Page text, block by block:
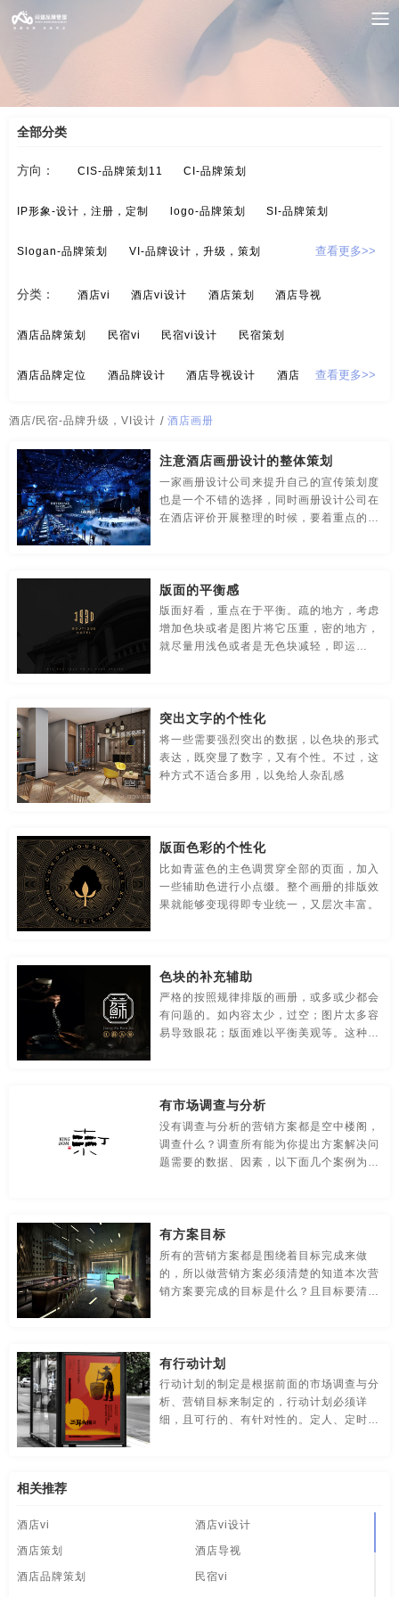
案例索引 /
全部分类
方向： CIS-品牌策划11 CI-品牌策划
IP形象-设计，注册，定制 logo-品牌策划 SI-品牌策划
Slogan-品牌策划 VI-品牌设计，升级，策划
酒/白酒/红酒-品牌策划 保健品-品牌策划
标示设计-酒店标示，商业标示，房地产标示 餐饮-品牌策划
茶-品牌定位，品牌升级，包装设计 超市-品牌策划
房地产-品牌设计 地铁-品牌策划
店铺-LOGO设计，品牌定位 定位-品牌策划 动漫-品牌策划
儿童-品牌策划 服装-品牌策划
农产品-品牌策划 汽车-品牌策划 网站-品牌策划
文化-品牌策划 药品-品牌策划
极简logo-品牌策划 建筑-品牌策划
金融-品牌策划 科技公司-品牌策划 礼品包装设计
农业-品牌策划 文化公司-品牌策划 物流-品牌策划
游戏-品牌策划 咨询公司-品牌策划 公益-品牌策划
公园-品牌策划 行销-品牌策划
环保-品牌策划 活动-品牌策划 吉祥物-品牌策划
家具-品牌策划 建筑-品牌策划 金融-品牌策划
经典-品牌策划 景区-品牌策划
农业/农产品-品牌策划 平面-品牌策划 汽车-品牌策划
商场-品牌策划 商业-品牌策划
视频-品牌策划 体育-品牌策划
文字-品牌策划 物流-品牌策划 物业-品牌策划
纸盒-品牌策划 主题-品牌策划 专卖店-品牌策划
专题-品牌策划 字体-品牌策划 集团-品牌策划
商标-品牌策划 招商-品牌策划
白酒/红酒/啤酒/水-包装设计
包装网站-包装设计 保健品-包装设计 餐饮-包装设计
查看更多>>
分类： 酒店vi 酒店vi设计 酒店策划 酒店导视
酒店品牌策划 民宿vi 民宿vi设计 民宿策划
酒店品牌定位 酒品牌设计 酒店导视设计 酒店广告设计
酒店画册 酒店经营策划 酒店推广方案
酒店宣传片拍摄 酒店宣传片拍摄方案 酒店宣传推广方案
酒店营销策划 酒店营销方案 酒店营销计划 安徽酒店vi设计
杭州酒店vi设计 宁波酒店vi设计
合肥酒店vi设计 上海酒店vi设计 武汉酒店vi设计
厦门酒店vi设计 广州酒店vi设计
贵州酒店vi设计 温州酒店vi设计 大连酒店vi设计
南京酒店vi设计 苏州酒店vi设计 郑州酒店vi设计
杭州酒店vi设计公司 宁波酒店vi设计公司 无锡酒店vi设计公司
北京酒店vi设计公司 南昌酒店vi设计公司 成都酒店vi设计公司
合肥酒店vi设计公司 上海酒店vi设计公司
厦门酒店vi设计公司
河南酒店vi设计公司 深圳酒店vi设计公司 长沙酒店vi设计公司
贵州酒店vi设计公司 温州酒店vi设计公司
哈尔滨酒店vi设计公司 长春酒店vi设计公司 安徽酒店品牌设计
宁波酒店品牌设计 无锡酒店品牌设计
合肥酒店品牌设计 上海酒店品牌设计 武汉酒店品牌设计
东莞酒店品牌设计 厦门酒店品牌设计 广州酒店品牌设计
贵州酒店品牌设计 温州酒店品牌设计
南京酒店品牌设计 苏州酒店品牌设计 郑州酒店品牌设计
哈尔滨酒店品牌设计
杭州酒店设计公司
北京酒店设计公司 南昌酒店设计公司 成都酒店设计公司
合肥酒店设计公司 上海酒店设计公司
查看更多>>
酒店/民宿-品牌升级，VI设计 / 酒店画册
注意酒店画册设计的整体策划
一家画册设计公司来提升自己的宣传策划度
也是一个不错的选择，同时画册设计公司在
在酒店评价开展整理的时候，要着重点的去
版面的平衡感
版面好看，重点在于平衡。疏的地方，考虑
增加色块或者是图片将它压重，密的地方，
就尽量用浅色或者是无色块减轻，即运
突出文字的个性化
将一些需要强烈突出的数据，以色块的形式
表达，既突显了数字，又有个性。不过，这
种方式不适合多用，以免给人杂乱感
版面色彩的个性化
比如青蓝色的主色调贯穿全部的页面，加入
一些辅助色进行小点缀。整个画册的排版效
果就能够变现得即专业统一，又层次丰富。
色块的补充辅助
严格的按照规律排版的画册，或多或少都会
有问题的。如内容太少，过空；图片太多容
易导致眼花；版面难以平衡美观等。这种情
有市场调查与分析
没有调查与分析的营销方案都是空中楼阁，
调查什么？调查所有能为你提出方案解决问
题需要的数据、因素，以下面几个案例为
有方案目标
所有的营销方案都是围绕着目标完成来做
的，所以做营销方案必须清楚的知道本次营
销方案要完成的目标是什么？且目标要清
有行动计划
行动计划的制定是根据前面的市场调查与分
析、营销目标来制定的，行动计划必须详
细，且可行的、有针对性的。定人、定时、
相关推荐
酒店vi 酒店vi设计
酒店策划 酒店导视
酒店品牌策划 民宿vi